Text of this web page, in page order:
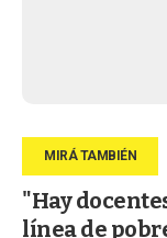
"Hay
línea de